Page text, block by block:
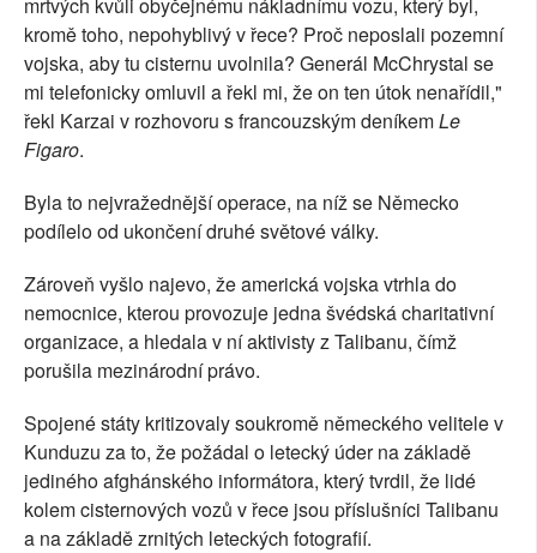
kromě toho, nepohyblivý v řece? Proč neposlali pozemní
vojska, aby tu cisternu uvolnila? Generál McChrystal se
mi telefonicky omluvil a řekl mi, že on ten útok nenařídil,"
řekl Karzai v rozhovoru s francouzským deníkemLe
Figaro.
Byla to nejvražednější operace, na níž se Německo
podílelo od ukončení druhé světové války.
Zároveň vyšlo najevo, že americká vojska vtrhla do
nemocnice, kterou provozuje jedna švédská charitativní
organizace, a hledala v ní aktivisty z Talibanu, čímž
porušila mezinárodní právo.
Spojené státy kritizovaly soukromě německého velitele v
Kunduzu za to, že požádal o letecký úder na základě
jediného afghánského informátora, který tvrdil, že lidé
kolem cisternových vozů v řece jsou příslušníci Talibanu
a na základě zrnitých leteckých fotografií.